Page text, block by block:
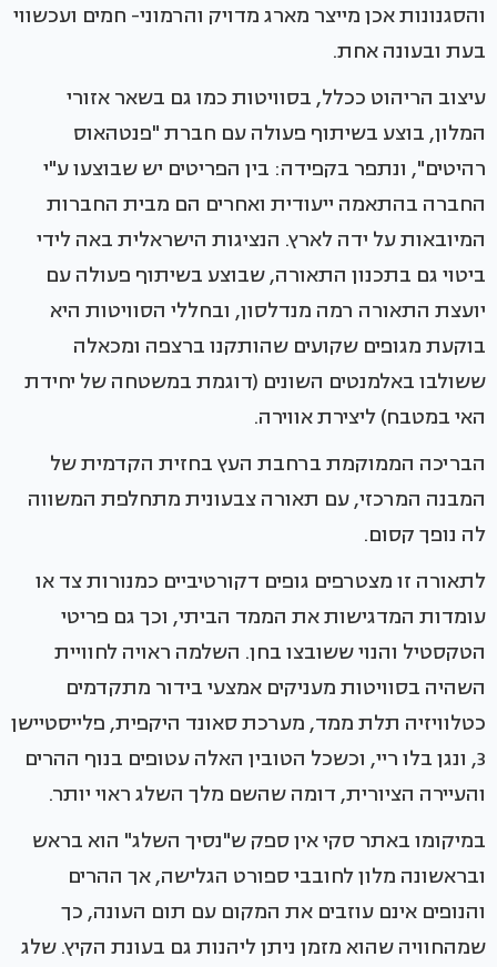
והסגנונות אכן מייצר מארג מדויק והרמוני- חמים ועכשווי
בעת ובעונה אחת.
עיצוב הריהוט ככלל, בסוויטות כמו גם בשאר אזורי
המלון, בוצע בשיתוף פעולה עם חברת "פנטהאוס
רהיטים", ונתפר בקפידה: בין הפריטים יש שבוצעו ע"י
החברה בהתאמה ייעודית ואחרים הם מבית החברות
המיובאות על ידה לארץ. הנציגות הישראלית באה לידי
ביטוי גם בתכנון התאורה, שבוצע בשיתוף פעולה עם
יועצת התאורה רמה מנדלסון, ובחללי הסוויטות היא
בוקעת מגופים שקועים שהותקנו ברצפה ומכאלה
ששולבו באלמנטים השונים (דוגמת במשטחה של יחידת
האי במטבח) ליצירת אווירה.
הבריכה הממוקמת ברחבת העץ בחזית הקדמית של
המבנה המרכזי, עם תאורה צבעונית מתחלפת המשווה
לה נופך קסום.
לתאורה זו מצטרפים גופים דקורטיביים כמנורות צד או
עומדות המדגישות את הממד הביתי, וכך גם פריטי
הטקסטיל והנוי ששובצו בחן. השלמה ראויה לחוויית
השהיה בסוויטות מעניקים אמצעי בידור מתקדמים
כטלוויזיה תלת ממד, מערכת סאונד היקפית, פלייסטיישן
3, ונגן בלו ריי, וכשכל הטובין האלה עטופים בנוף ההרים
והעיירה הציורית, דומה שהשם מלך השלג ראוי יותר.
במיקומו באתר סקי אין ספק ש"נסיך השלג" הוא בראש
ובראשונה מלון לחובבי ספורט הגלישה, אך ההרים
והנופים אינם עוזבים את המקום עם תום העונה, כך
שמהחוויה שהוא מזמן ניתן ליהנות גם בעונת הקיץ. שלג